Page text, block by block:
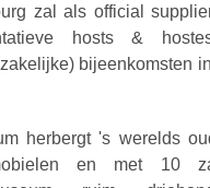
zal als official
hosts &
bijeenkomsten
herbergt 's werelds
en met 10